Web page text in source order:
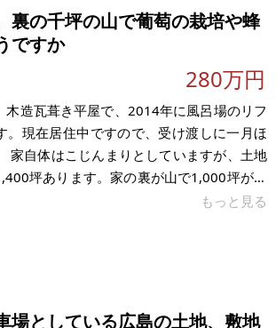
） 建物:82.64㎡ 構造:7LDK 現況:空き家
裏の千坪の山で葡萄の栽培や蜂
ですか
280万円
木造瓦葺き平屋で、2014年に風呂場のリフ
。現在居住中ですので、受け渡しに一月ほ
坪あります。家の裏が山で1,000坪が地
す。葡萄の栽培や、蜂の飼育などにいいと
したら、土地は広いので、駐車場などの
すが、そうでない場合は駐車場確保の必
は汲み取りです。バス停はすぐ近くにあり
もっと見る
場としている広島の土地、敷地